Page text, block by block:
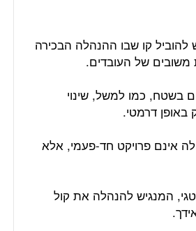
קו שבו ההנהלה הבכירה
משובים של העובדים.
בשטח, כמו למשל, שינוי
דרמטי.
אינם פרויקט חד-פעמי, אלא
המנגיש להנהלה את קול